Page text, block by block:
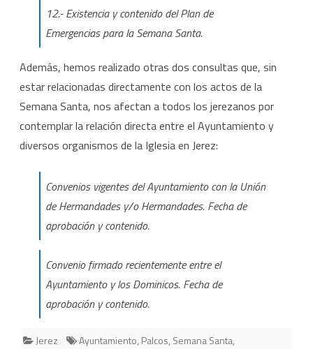
12.- Existencia y contenido del Plan de
Emergencias para la Semana Santa.
Además, hemos realizado otras dos consultas que, sin
estar relacionadas directamente con los actos de la
Semana Santa, nos afectan a todos los jerezanos por
contemplar la relación directa entre el Ayuntamiento y
diversos organismos de la Iglesia en Jerez:
Convenios vigentes del Ayuntamiento con la Unión
de Hermandades y/o Hermandades. Fecha de
aprobación y contenido.
Convenio firmado recientemente entre el
Ayuntamiento y los Dominicos. Fecha de
aprobación y contenido.
Jerez Ayuntamiento, Palcos, Semana Santa,